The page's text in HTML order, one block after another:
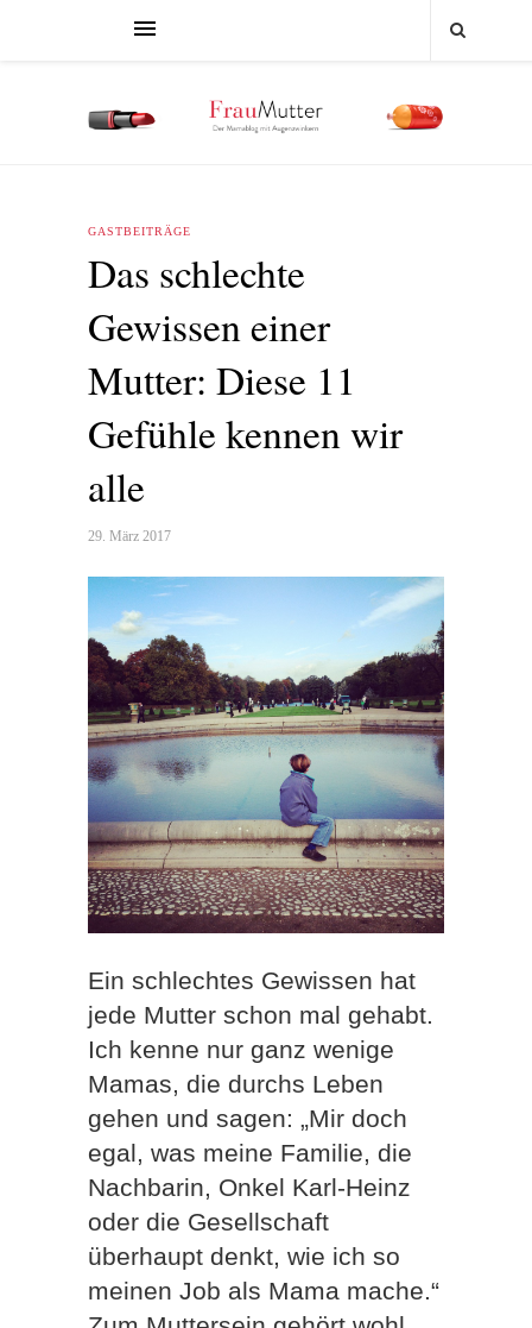
GASTBEITRÄGE
Das schlechte
Gewissen einer
Mutter: Diese 11
Gefühle kennen wir
alle
29. März 2017
Ein schlechtes Gewissen hat
jede Mutter schon mal gehabt.
Ich kenne nur ganz wenige
Mamas, die durchs Leben
gehen und sagen: „Mir doch
egal, was meine Familie, die
Nachbarin, Onkel Karl-Heinz
oder die Gesellschaft
überhaupt denkt, wie ich so
meinen Job als Mama mache.“